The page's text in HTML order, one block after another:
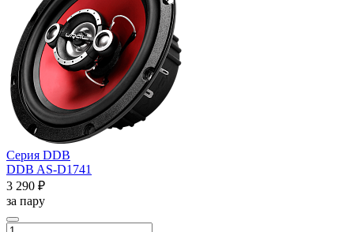
Серия DDB
DDB AS-D1741
3 290 ₽
за пару